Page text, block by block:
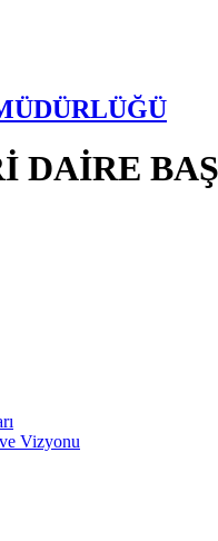
DAİRE
Vizyonu